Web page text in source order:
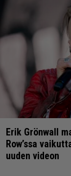
Erik Grönwall
Row’ssa
uuden videon